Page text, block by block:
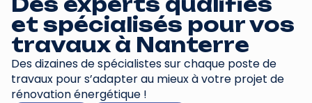
et spécialisés pour vos
travaux à Nanterre
Des dizaines de spécialistes sur chaque poste de
travaux pour s’adapter au mieux à votre projet de
rénovation énergétique !